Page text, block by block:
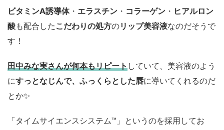
ビタミンA誘導体・ エラスチン ・ コラーゲン ・ ヒアルロン
酸も配合した こだわりの処方のリップ美容液なのだそうで
す！
田中みな実さんが何本もリピートしていて、美容液のよう
にすっとなじんで、ふっくらとした唇に導いてくれるのだ
とか✨️
「タイムサイエンスシステム™」というのを採用してお